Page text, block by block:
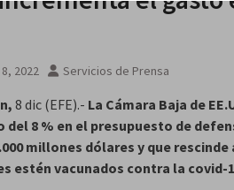
2022 Servicios de Prensa
8 dic (EFE).- La Cámara Baja de
del 8 % en el presupuesto de
millones dólares y que
estén vacunados contra la covid-